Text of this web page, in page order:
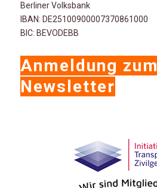
Berliner Volksbank
IBAN: DE25100900007370861000
BIC: BEVODEBB
Anmeldung zum
Newsletter